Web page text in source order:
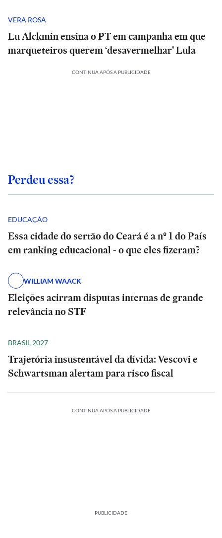
VERA ROSA
Lu Alckmin ensina o PT em campanha em que
marqueteiros querem ‘desavermelhar' Lula
CONTINUA APÓS A PUBLICIDADE
Perdeu essa?
EDUCAÇÃO
Essa cidade do sertão do Ceará é a nº 1 do País
em ranking educacional - o que eles fizeram?
WILLIAM WAACK
Eleições acirram disputas internas de grande
relevância no STF
BRASIL 2027
Trajetória insustentável da dívida: Vescovi e
Schwartsman alertam para risco fiscal
CONTINUA APÓS A PUBLICIDADE
PUBLICIDADE